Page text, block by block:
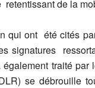
de la
qui ont été cités
signatures
également traité par
se débrouille